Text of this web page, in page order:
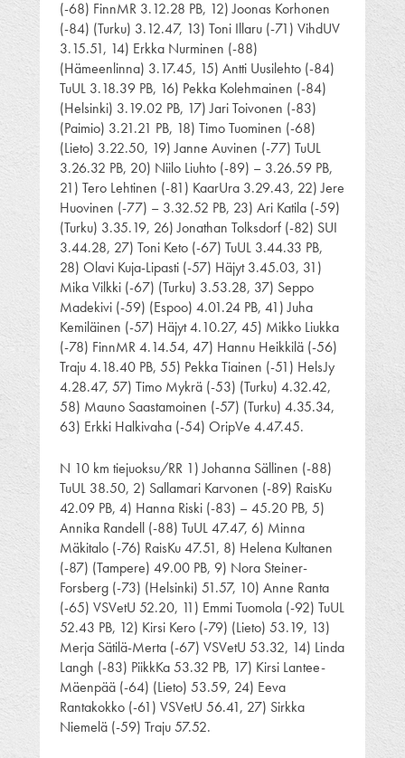
(-68) FinnMR 3.12.28 PB, 12) Joonas Korhonen
(-84) (Turku) 3.12.47, 13) Toni Illaru (-71) VihdUV
3.15.51, 14) Erkka Nurminen (-88)
(Hämeenlinna) 3.17.45, 15) Antti Uusilehto (-84)
TuUL 3.18.39 PB, 16) Pekka Kolehmainen (-84)
(Helsinki) 3.19.02 PB, 17) Jari Toivonen (-83)
(Paimio) 3.21.21 PB, 18) Timo Tuominen (-68)
(Lieto) 3.22.50, 19) Janne Auvinen (-77) TuUL
3.26.32 PB, 20) Niilo Liuhto (-89) – 3.26.59 PB,
21) Tero Lehtinen (-81) KaarUra 3.29.43, 22) Jere
Huovinen (-77) – 3.32.52 PB, 23) Ari Katila (-59)
(Turku) 3.35.19, 26) Jonathan Tolksdorf (-82) SUI
3.44.28, 27) Toni Keto (-67) TuUL 3.44.33 PB,
28) Olavi Kuja-Lipasti (-57) Häjyt 3.45.03, 31)
Mika Vilkki (-67) (Turku) 3.53.28, 37) Seppo
Madekivi (-59) (Espoo) 4.01.24 PB, 41) Juha
Kemiläinen (-57) Häjyt 4.10.27, 45) Mikko Liukka
(-78) FinnMR 4.14.54, 47) Hannu Heikkilä (-56)
Traju 4.18.40 PB, 55) Pekka Tiainen (-51) HelsJy
4.28.47, 57) Timo Mykrä (-53) (Turku) 4.32.42,
58) Mauno Saastamoinen (-57) (Turku) 4.35.34,
63) Erkki Halkivaha (-54) OripVe 4.47.45.
N 10 km tiejuoksu/RR 1) Johanna Sällinen (-88)
TuUL 38.50, 2) Sallamari Karvonen (-89) RaisKu
42.09 PB, 4) Hanna Riski (-83) – 45.20 PB, 5)
Annika Randell (-88) TuUL 47.47, 6) Minna
Mäkitalo (-76) RaisKu 47.51, 8) Helena Kultanen
(-87) (Tampere) 49.00 PB, 9) Nora Steiner-
Forsberg (-73) (Helsinki) 51.57, 10) Anne Ranta
(-65) VSVetU 52.20, 11) Emmi Tuomola (-92) TuUL
52.43 PB, 12) Kirsi Kero (-79) (Lieto) 53.19, 13)
Merja Sätilä-Merta (-67) VSVetU 53.32, 14) Linda
Langh (-83) PiikkKa 53.32 PB, 17) Kirsi Lantee-
Mäenpää (-64) (Lieto) 53.59, 24) Eeva
Rantakokko (-61) VSVetU 56.41, 27) Sirkka
Niemelä (-59) Traju 57.52.